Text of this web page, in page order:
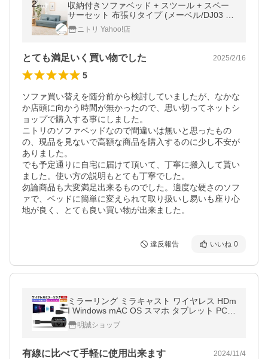
収納付きソファベッド + スツール + スペー
サーセット 布張りタイプ (メーベル/DJ03 TB
L) ニトリ
ニトリ Yahoo!店
とても満足いく買い物でした 2025/2/16
5
ソファ買い替えを随分前から検討していましたが、なかな
か店頭に向かう時間が無かったので、思い切ってネットシ
ョップで購入する事にしました。
ニトリのソファベッドなので間違いは無いと思ったもの
の、現品を見ないで高額な商品を購入するのに少し不安が
ありました。
でも予定通りに自宅に届けて頂いて、丁寧に搬入して貰い
ました。使い方の説明もとても丁寧でした。
勿論商品も大変満足出来るものでした。適度な硬さのソフ
ァで、ベッドに簡単に変えられて取り扱いし易いも座り心
地が良く、とても良い買い物が出来ました。
違反報告 いいね 0
ミラーリング ミラキャスト ワイヤレス HDm
I Windows mAC OS スマホ タブレット PC対
応 1080 テレビでYoutubeを見る テレビ出力
【PL保険加入済み製品・安心】
明誠ショップ
有線に比べて手軽に使用出来ます 2024/11/4